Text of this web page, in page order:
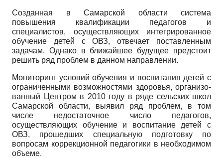
Созданная в Самарской области система
повышения квалификации педагогов и
специалистов, осуществляю­щих интегрированное
обучение детей с ОВЗ, отвечает поставленным
задачам. Однако в ближайшее будущее предстоит
решить ряд проблем в данном направлении.
Мониторинг условий обучения и воспитания детей с
ограниченными возможностями здоровья, организо­
ванный Центром в 2010 году в ряде сельских школ
Са­марской области, выявил ряд проблем, в том
числе не­достаточное число педагогов,
осуществляющих обуче­ние и воспитание детей с
ОВЗ, прошедших специаль­ную подготовку по
вопросам коррекционной педаго­гики в необходимом
объеме.